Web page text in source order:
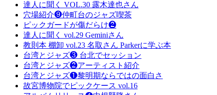
達人に聞く VOL.30 露木達也さん
穴場紹介❾仲町台のジャズ喫茶
ピックガードが傷だらけ❷
達人に聞く vol.29 Geminiさん
教則本 棚卸 vol.23 名取さん Parkerに学ぶ本
台湾とジャズ❸ 台北でセッション
台湾とジャズ❷アーティスト紹介
台湾とジャズ❶黎明期ならではの面白さ
故宮博物院でピックケース vol.16